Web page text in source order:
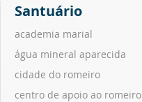
Santuário
academia marial
água mineral aparecida
cidade do romeiro
centro de apoio ao romeiro